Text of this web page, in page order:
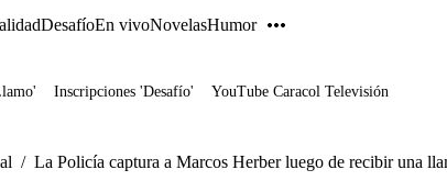
DesafíoEn vivoNovelasHumor
Inscripciones 'Desafío' YouTube Caracol Televisión
/ La Policía captura a Marcos Herber luego de recibir una